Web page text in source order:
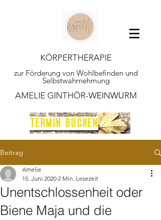
KÖRPERTHERAPIE
zur Förderung von Wohlbefinden und
Selbstwahrnehmung
AMELIE GINTHÖR-WEINWURM
TERMIN BUCHEN
Beitrag
Unentschlossenheit oder
Biene Maja und die
Amelie
15. Juni 2020 2 Min. Lesezeit